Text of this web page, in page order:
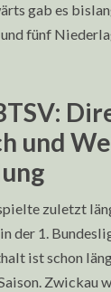
gab es
fünf
und
zuletzt
der 1.
ist schon
Zwickau